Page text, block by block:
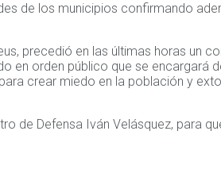
de los municipios confirmando
precedió en las últimas horas un
en orden público que se encargará
crear miedo en la población y
de Defensa Iván Velásquez, para